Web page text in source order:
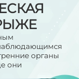
органы
они